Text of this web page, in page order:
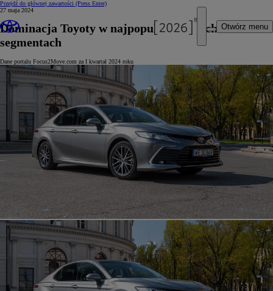
Przejdź do głównej zawartości (Press Enter)
Otwórz menu
27 maja 2024
Dominacja Toyoty w najpopularniejszych
segmentach
Dane portalu Focus2Move.com za I kwartał 2024 roku